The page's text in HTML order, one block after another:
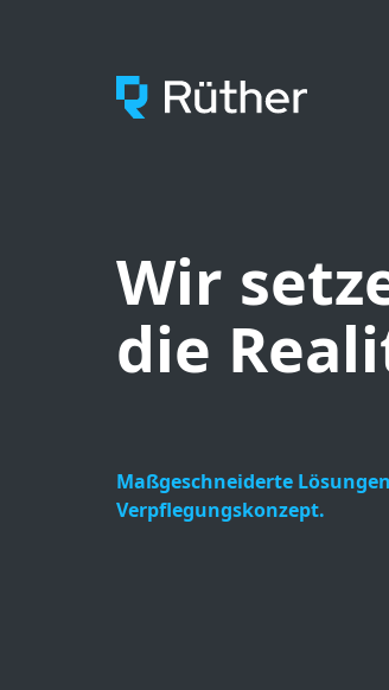
RÜTHER GmbH
Wir
die
Maßgeschneiderte
Verpflegungskonzept.